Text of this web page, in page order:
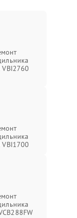
VBI2760
VBI1700